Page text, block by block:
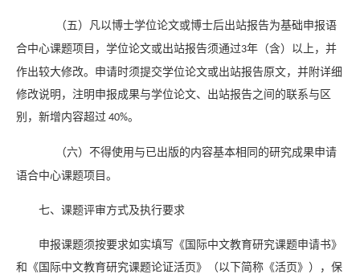
（五）凡以博士学位论文或博士后出站报告为基础申报语
合中心课题项目，学位论文或出站报告须通过3年（含）以上，并
作出较大修改。申请时须提交学位论文或出站报告原文，并附详细
修改说明，注明申报成果与学位论文、出站报告之间的联系与区
别，新增内容超过 40%。
（六）不得使用与已出版的内容基本相同的研究成果申请
语合中心课题项目。
七、课题评审方式及执行要求
申报课题须按要求如实填写《国际中文教育研究课题申请书》
和《国际中文教育研究课题论证活页》（以下简称《活页》），保